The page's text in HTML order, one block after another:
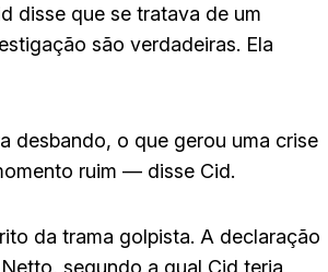
disse que se tratava de um
são verdadeiras. Ela
desbando, o que gerou uma crise
ruim — disse Cid.
da trama golpista. A declaração
segundo a qual Cid teria